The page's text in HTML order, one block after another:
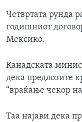
Четвртата рунда
годишниот
Мексико.
Канадската
дека предлозите
“враќање чекор
Таа најави дека